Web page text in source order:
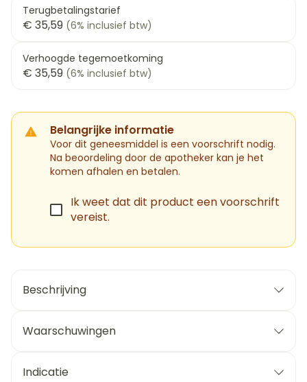
Terugbetalingstarief
€ 35,59 (6% inclusief btw)
Verhoogde tegemoetkoming
€ 35,59 (6% inclusief btw)
Belangrijke informatie
Voor dit geneesmiddel is een voorschrift nodig.
Na beoordeling door de apotheker kan je het
komen afhalen en betalen.
Ik weet dat dit product een voorschrift
vereist.
Beschrijving
Waarschuwingen
Indicatie